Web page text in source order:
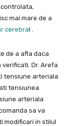
mai mare de a
cerebral .
de a afla daca
Dr. Arefa
tensiune arteriala
tensiunea
arteriala
sa va
modificari in stilul